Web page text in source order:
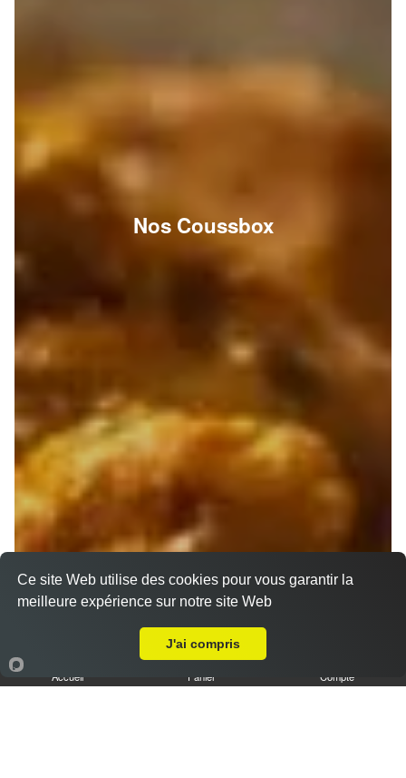
Nos Coussbox
Accueil Panier Compte
Ce site Web utilise des cookies pour vous garantir la
meilleure expérience sur notre site Web
J'ai compris